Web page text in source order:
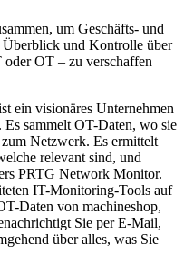
um Geschäfts- und
Überblick und Kontrolle über
OT – zu verschaffen
ein visionäres Unternehmen
sammelt OT-Daten, wo sie
Netzwerk. Es ermittelt
relevant sind, und
PRTG Network Monitor.
IT-Monitoring-Tools auf
Daten von machineshop,
Sie per E-Mail,
über alles, was Sie